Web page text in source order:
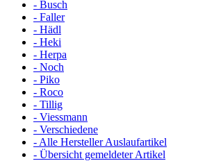
- Busch
- Faller
- Hädl
- Heki
- Herpa
- Noch
- Piko
- Roco
- Tillig
- Viessmann
- Verschiedene
- Alle Hersteller Auslaufartikel
- Übersicht gemeldeter Artikel